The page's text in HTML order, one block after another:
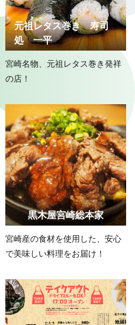
元祖レタス巻き 寿司
処 一平
宮崎名物、元祖レタス巻き発祥
の店！
黒木屋宮崎総本家
宮崎産の食材を使用した、安心
で美味しい料理をお届け！